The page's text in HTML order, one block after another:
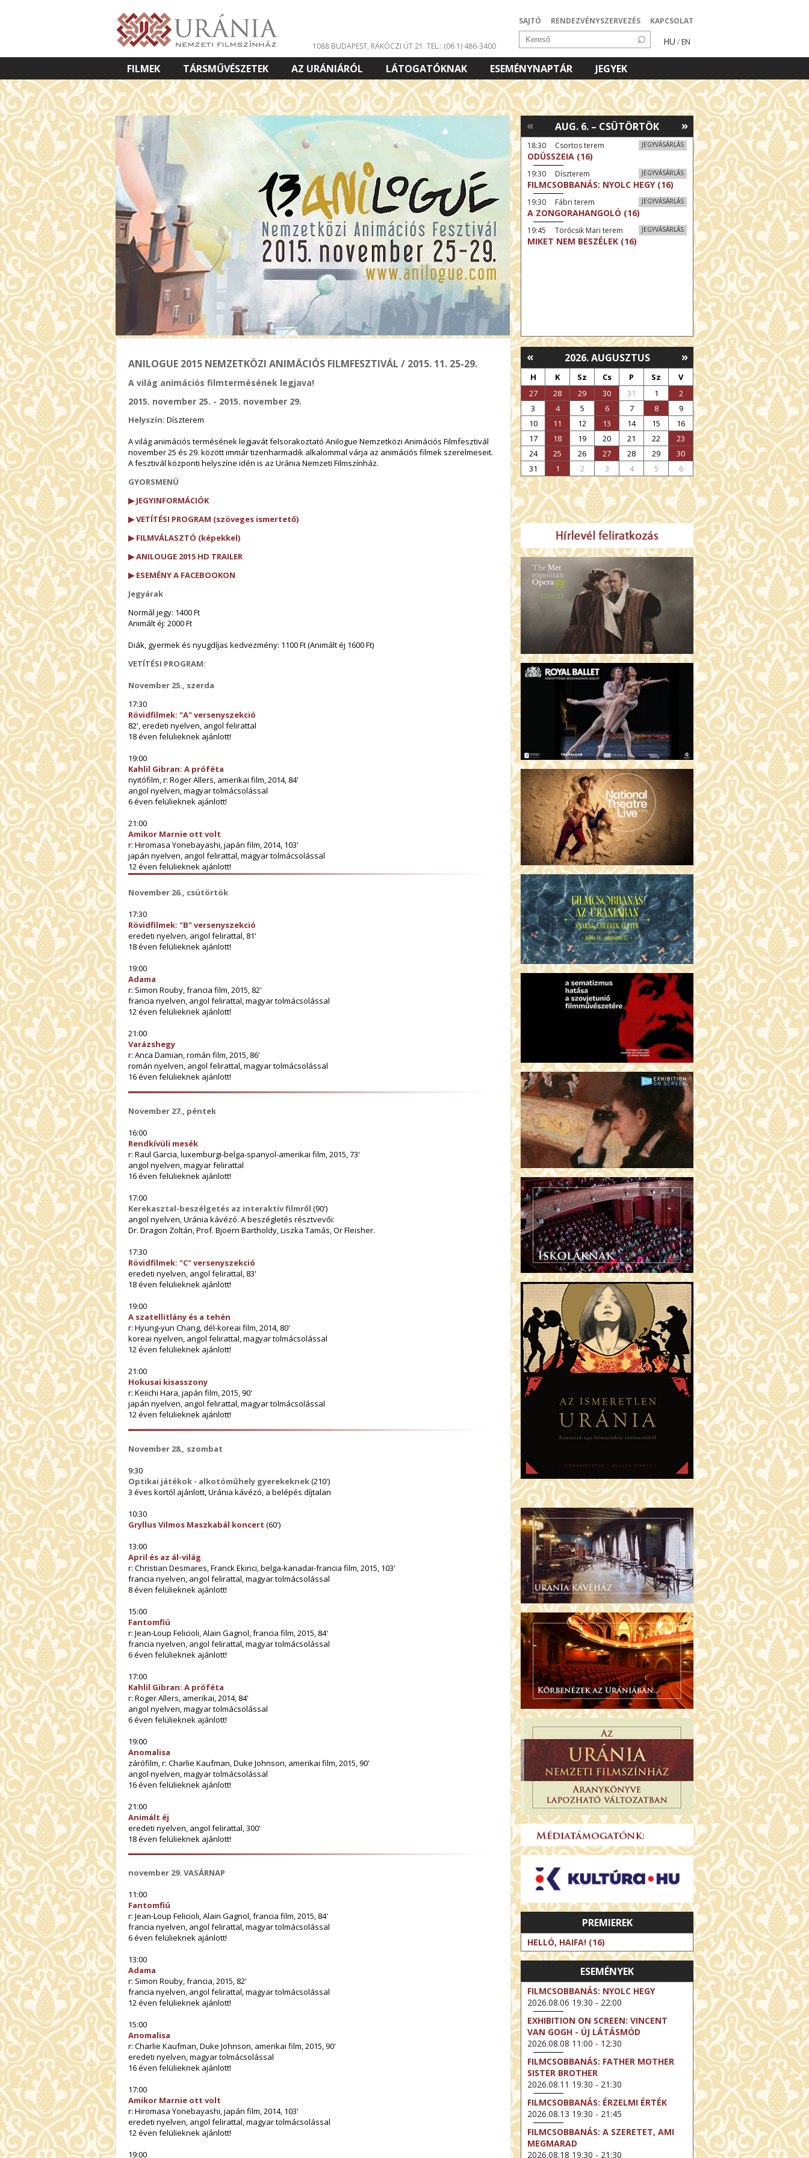
SAJTÓ RENDEZVÉNYSZERVEZÉS KAPCSOLAT
HU / EN
1088 BUDAPEST, RÁKÓCZI ÚT 21. TEL.: (06 1) 486-3400
FILMEK TÁRSMŰVÉSZETEK AZ URÁNIÁRÓL LÁTOGATÓKNAK ESEMÉNYNAPTÁR
JEGYEK
VETÍTETT KÉPES ELŐADÁSOK
ANILOGUE 2015 NEMZETKÖZI ANIMÁCIÓS FILMFESZTIVÁL / 2015. 11. 25-29.
A világ animációs filmtermésének legjava!
2015. november 25. - 2015. november 29.
Helyszín: Díszterem
A világ animációs termésének legjavát felsorakoztató Anilogue Nemzetközi Animációs Filmfesztivál
november 25 és 29. között immár tizenharmadik alkalommal várja az animációs filmek szerelmeseit.
A fesztivál központi helyszíne idén is az Uránia Nemzeti Filmszínház.
GYORSMENÜ
▶ JEGYINFORMÁCIÓK
▶ VETÍTÉSI PROGRAM (szöveges ismertető)
▶ FILMVÁLASZTÓ (képekkel)
▶ ANILOUGE 2015 HD TRAILER
▶ ESEMÉNY A FACEBOOKON
Jegyárak
Normál jegy: 1400 Ft
Animált éj: 2000 Ft
Diák, gyermek és nyugdíjas kedvezmény: 1100 Ft (Animált éj 1600 Ft)
VETÍTÉSI PROGRAM:
November 25., szerda
17:30
Rövidfilmek: "A" versenyszekció
82', eredeti nyelven, angol felirattal
18 éven felülieknek ajánlott!
19:00
Kahlil Gibran: A próféta
nyitófilm, r: Roger Allers, amerikai film, 2014, 84'
angol nyelven, magyar tolmácsolással
6 éven felülieknek ajánlott!
21:00
Amikor Marnie ott volt
r: Hiromasa Yonebayashi, japán film, 2014, 103'
japán nyelven, angol felirattal, magyar tolmácsolással
12 éven felülieknek ajánlott!
November 26., csütörtök
17:30
Rövidfilmek: "B" versenyszekció
eredeti nyelven, angol felirattal, 81'
18 éven felülieknek ajánlott!
19:00
Adama
r: Simon Rouby, francia film, 2015, 82'
francia nyelven, angol felirattal, magyar tolmácsolással
12 éven felülieknek ajánlott!
21:00
Varázshegy
r: Anca Damian, román film, 2015, 86'
román nyelven, angol felirattal, magyar tolmácsolással
16 éven felülieknek ajánlott!
November 27., péntek
16:00
Rendkívüli mesék
r: Raul Garcia, luxemburgi-belga-spanyol-amerikai film, 2015, 73'
angol nyelven, magyar felirattal
16 éven felülieknek ajánlott!
17:00
Kerekasztal-beszélgetés az interaktív filmről (90')
angol nyelven, Uránia kávézó. A beszégletés résztvevői:
Dr. Dragon Zoltán, Prof. Bjoern Bartholdy, Liszka Tamás, Or Fleisher.
17:30
Rövidfilmek: "C" versenyszekció
eredeti nyelven, angol felirattal, 83'
18 éven felülieknek ajánlott!
19:00
A szatellitlány és a tehén
r: Hyung-yun Chang, dél-koreai film, 2014, 80'
koreai nyelven, angol felirattal, magyar tolmácsolással
12 éven felülieknek ajánlott!
21:00
Hokusai kisasszony
r: Keiichi Hara, japán film, 2015, 90'
japán nyelven, angol felirattal, magyar tolmácsolással
12 éven felülieknek ajánlott!
November 28., szombat
9:30
Optikai játékok - alkotóműhely gyerekeknek(210')
3 éves kortól ajánlott, Uránia kávézó, a belépés díjtalan
10:30
Gryllus Vilmos Maszkabál koncert (60')
13:00
April és az ál-világ
r: Christian Desmares, Franck Ekinci, belga-kanadai-francia film, 2015, 103'
francia nyelven, angol felirattal, magyar tolmácsolással
8 éven felülieknek ajánlott!
15:00
Fantomfiú
r: Jean-Loup Felicioli, Alain Gagnol, francia film, 2015, 84'
francia nyelven, angol felirattal, magyar tolmácsolással
6 éven felülieknek ajánlott!
17:00
Kahlil Gibran: A próféta
r: Roger Allers, amerikai, 2014, 84'
angol nyelven, magyar tolmácsolással
6 éven felülieknek ajánlott!
19:00
Anomalisa
zárófilm, r: Charlie Kaufman, Duke Johnson, amerikai film, 2015, 90'
angol nyelven, magyar tolmácsolással
16 éven felülieknek ajánlott!
21:00
Animált éj
eredeti nyelven, angol felirattal, 300'
18 éven felülieknek ajánlott!
november 29. VASÁRNAP
11:00
Fantomfiú
r: Jean-Loup Felicioli, Alain Gagnol, francia film, 2015, 84'
francia nyelven, angol felirattal, magyar tolmácsolással
6 éven felülieknek ajánlott!
13:00
Adama
r: Simon Rouby, francia, 2015, 82'
francia nyelven, angol felirattal, magyar tolmácsolással
12 éven felülieknek ajánlott!
15:00
Anomalisa
r: Charlie Kaufman, Duke Johnson, amerikai film, 2015, 90'
eredeti nyelven, magyar tolmácsolással
16 éven felülieknek ajánlott!
17:00
Amikor Marnie ott volt
r: Hiromasa Yonebayashi, japán film, 2014, 103'
eredeti nyelven, angol felirattal, magyar tolmácsolással
12 éven felülieknek ajánlott!
19:00
»
AUG. 6. – CSÜTÖRTÖK
«
JEGYVÁSÁRLÁS
18:30 Csortos terem
ODÜSSZEIA (16)
JEGYVÁSÁRLÁS
19:30 Díszterem
FILMCSOBBANÁS: NYOLC HEGY (16)
JEGYVÁSÁRLÁS
19:30 Fábri terem
A ZONGORAHANGOLÓ (16)
JEGYVÁSÁRLÁS
19:45 Törőcsik Mari terem
MIKET NEM BESZÉLEK (16)
»
« 2026. AUGUSZTUS
H K Sz Cs P Sz
V
27
28 29 30 31 1
2
3
4 5 6 7 8
9
10
11 12 13 14 15
16
17
18 19 20 21 22
23
24
25 26 27 28 29
30
31
1 2 3 4 5 6
PREMIEREK
HELLÓ, HAIFA! (16)
ESEMÉNYEK
FILMCSOBBANÁS: NYOLC HEGY
2026.08.06 19:30 - 22:00
EXHIBITION ON SCREEN: VINCENT
VAN GOGH - ÚJ LÁTÁSMÓD
2026.08.08 11:00 - 12:30
FILMCSOBBANÁS: FATHER MOTHER
SISTER BROTHER
2026.08.11 19:30 - 21:30
FILMCSOBBANÁS: ÉRZELMI ÉRTÉK
2026.08.13 19:30 - 21:45
FILMCSOBBANÁS: A SZERETET, AMI
MEGMARAD
2026.08.18 19:30 - 21:30